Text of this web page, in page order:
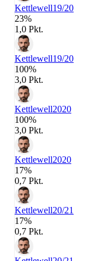
Kettlewell19/20
23%
1,0 Pkt.
Kettlewell19/20
100%
3,0 Pkt.
Kettlewell2020
100%
3,0 Pkt.
Kettlewell2020
17%
0,7 Pkt.
Kettlewell20/21
17%
0,7 Pkt.